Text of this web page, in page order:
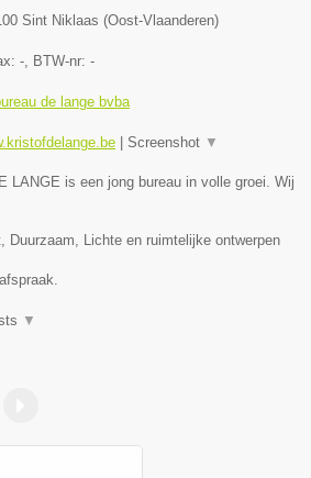
Sint Niklaas (Oost-Vlaanderen)
- , BTW-nr: -
de lange bvba
| Screenshot ▼
LANGE is een jong bureau in volle groei. Wij
Duurzaam, Lichte en ruimtelijke ontwerpen
▼